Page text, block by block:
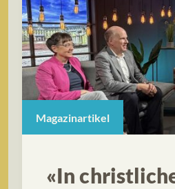
Magazinartikel
«In